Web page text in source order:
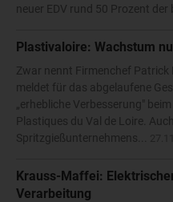
neuer EDV rund 50 Prozent der
Plastivaloire: Wachstum
Zwar nennt Firmenchef Patrick
meldet für das abgelaufene
„erhebliche Verbesserung"
Plastiques du Val de Loire.
Spritzgießunternehmens...
Krauss-Maffei:
Verarbeitung